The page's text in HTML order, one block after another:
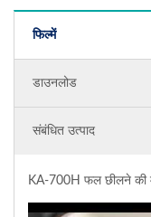
फिल्में
डाउनलोड
संबंधित उत्पाद
KA-700H फल छीलने की